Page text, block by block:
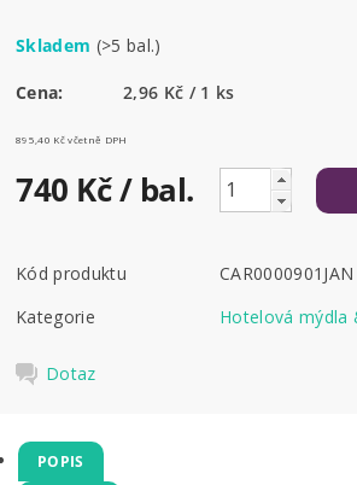
Skladem (>5 bal.)
Cena: 2,96 Kč / 1 ks
895,40 Kč včetně DPH
740 Kč/ bal.
Kód produktu
CAR0000901JAN
Kategorie
Hotelová mýdla
Dotaz
POPIS